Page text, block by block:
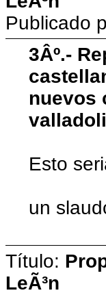
Publicado
3Âº.-
nuevos
Esto
un
Título:
LeÃ³n